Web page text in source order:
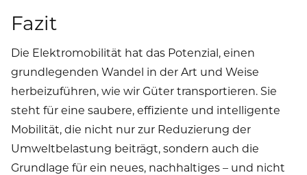
Fazit
Die Elektromobilität hat das Potenzial, einen
grundlegenden Wandel in der Art und Weise
herbeizuführen, wie wir Güter transportieren. Sie
steht für eine saubere, effiziente und intelligente
Mobilität, die nicht nur zur Reduzierung der
Umweltbelastung beiträgt, sondern auch die
Grundlage für ein neues, nachhaltiges – und nicht